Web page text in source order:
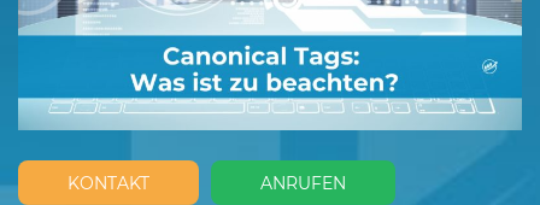
KONTAKT ANRUFEN